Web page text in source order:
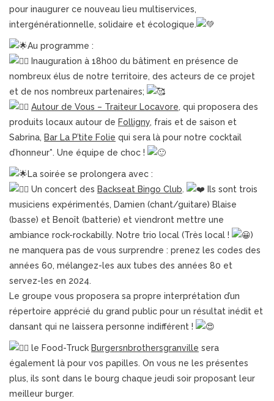
pour inaugurer ce nouveau lieu multiservices,
intergénérationnelle, solidaire et écologique.
Au programme :
Inauguration à 18h00 du bâtiment en présence de
nombreux élus de notre territoire, des acteurs de ce projet
et de nos nombreux partenaires;
Autour de Vous – Traiteur Locavore, qui proposera des
produits locaux autour de Folligny, frais et de saison et
Sabrina, Bar La P’tite Folie qui sera là pour notre cocktail
d’honneur*. Une équipe de choc !
La soirée se prolongera avec :
Un concert des Backseat Bingo Club.
Ils sont trois
musiciens expérimentés, Damien (chant/guitare) Blaise
(basse) et Benoît (batterie) et viendront mettre une
ambiance rock-rockabilly. Notre trio local (Très local !
)
ne manquera pas de vous surprendre : prenez les codes des
années 60, mélangez-les aux tubes des années 80 et
servez-les en 2024.
Le groupe vous proposera sa propre interprétation d’un
répertoire apprécié du grand public pour un résultat inédit et
dansant qui ne laissera personne indifférent !
le Food-Truck Burgersnbrothersgranville sera
également là pour vos papilles. On vous ne les présentes
plus, ils sont dans le bourg chaque jeudi soir proposant leur
meilleur burger.